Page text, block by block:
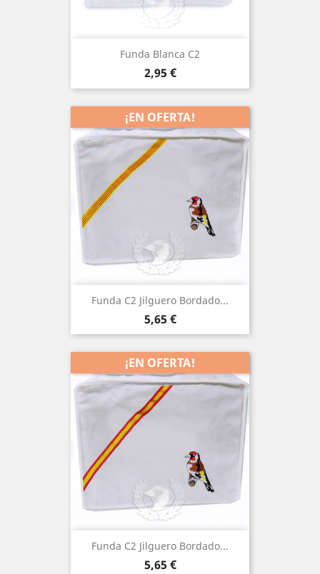
Funda Blanca C2
Precio
2,95 €
Funda C2 Jilguero Bordado...
Precio
5,65 €
¡EN OFERTA!
Funda C2 Jilguero Bordado...
Precio
5,65 €
¡EN OFERTA!